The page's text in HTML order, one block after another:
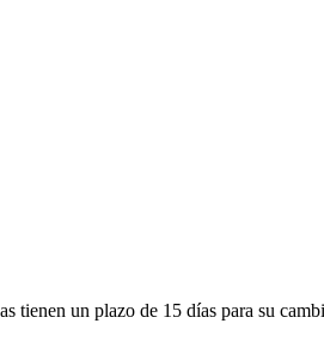
tienen un plazo de 15 días para su